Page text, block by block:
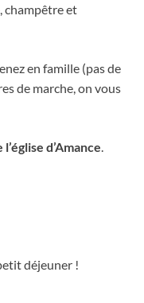
champêtre et
en famille (pas de
de marche, on vous
d’Amance.
déjeuner !